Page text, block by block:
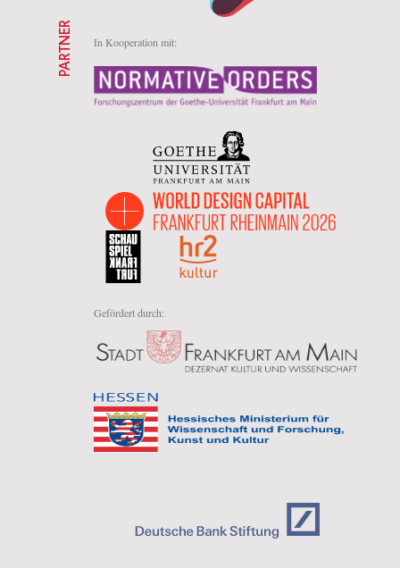
In Kooperation mit:
Gefördert durch:
PARTNER